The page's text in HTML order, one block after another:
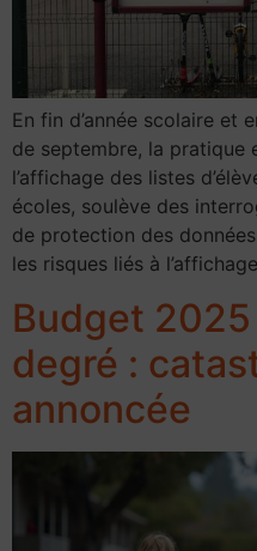
En fin d’année scolaire et
de septembre, la pratique
l’affichage des listes
écoles, soulève des
de protection des
les risques liés à
Budget
degré :
annoncée